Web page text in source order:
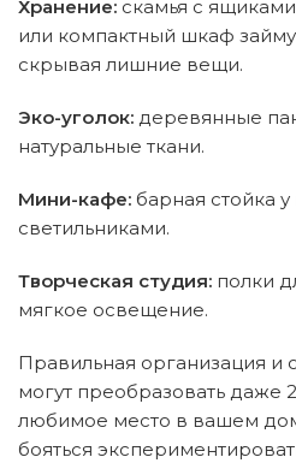
Хранение: скамья с
или компактный шкаф
скрывая лишние вещи.
Эко-уголок: деревянные
натуральные ткани.
Мини-кафе: барная стойка
светильниками.
Творческая студия: полки
мягкое освещение.
Правильная организация и
могут преобразовать даже
любимое место в вашем
бояться